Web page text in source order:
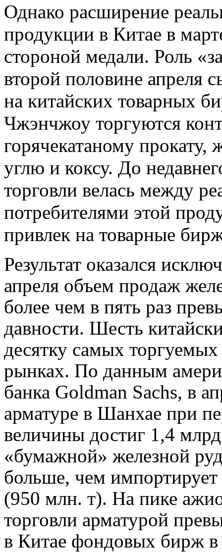
Однако расширение
продукции в Китае в
стороной медали. Роль
второй половине апреля
на китайских товарных
Чжэнчжоу торгуются
горячекатаному
углю и коксу. До
торговли велась между
потребителями этой
привлек на товарные
Результат оказался
апреля объем продаж
более чем в пять раз
давности. Шесть
десятку самых
рынках. По данным
банка Goldman Sachs, в
арматуре в Шанхае при
величины достиг 1,4
«бумажной» железной
больше, чем импортирует
(950 млн. т). На пике
торговли арматурой
в Китае фондовых бирж